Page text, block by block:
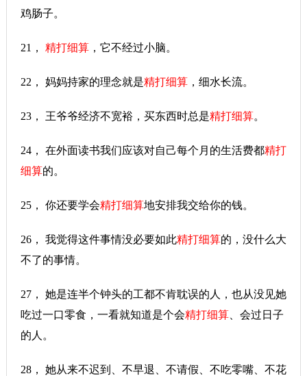
鸡肠子。
21， 精打细算，它不经过小脑。
22， 妈妈持家的理念就是精打细算，细水长流。
23， 王爷爷经济不宽裕，买东西时总是精打细算。
24， 在外面读书我们应该对自己每个月的生活费都精打
细算的。
25， 你还要学会精打细算地安排我交给你的钱。
26， 我觉得这件事情没必要如此精打细算的，没什么大
不了的事情。
27， 她是连半个钟头的工都不肯耽误的人，也从没见她
吃过一口零食，一看就知道是个会精打细算、会过日子
的人。
28， 她从来不迟到、不早退、不请假、不吃零嘴、不花